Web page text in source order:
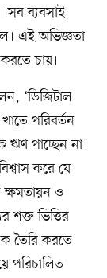
সব ব্যবসাই
এই অভিজ্ঞতা
চায়।
‘ডিজিটাল
পরিবর্তন
ঋণ পাচ্ছেন না।
করে যে
ক্ষমতায়ন ও
শক্ত ভিত্তির
তৈরি করতে
পরিচালিত